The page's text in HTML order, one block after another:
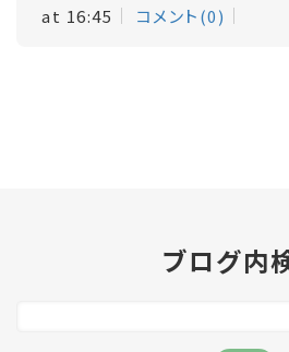
at 16:45
コメント(0)
ブログ内